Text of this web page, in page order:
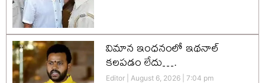
విమాన ఇంధనంలో ఇథనాల్
కలపడం లేదు….
Editor August 6, 2026 7:04 pm